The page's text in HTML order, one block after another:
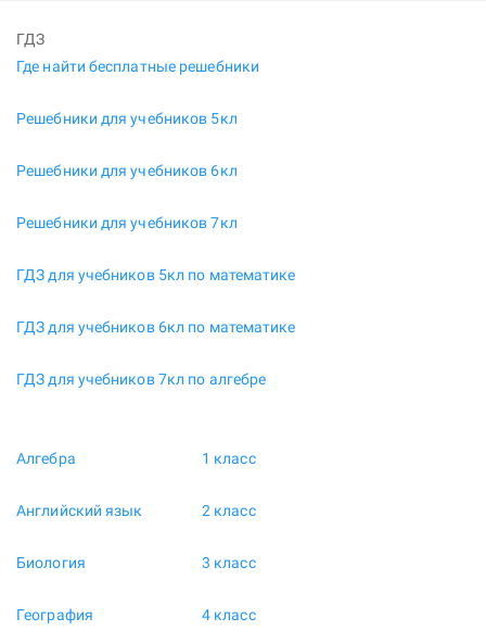
ГДЗ
Где найти бесплатные решебники
Решебники для учебников 5кл
Решебники для учебников 6кл
Решебники для учебников 7кл
ГДЗ для учебников 5кл по математике
ГДЗ для учебников 6кл по математике
ГДЗ для учебников 7кл по алгебре
Алгебра
Английский язык
Биология
География
1 класс
2 класс
3 класс
4 класс